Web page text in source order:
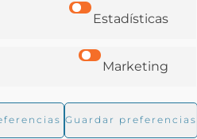
Estadísticas
Marketing
Guardar preferencias